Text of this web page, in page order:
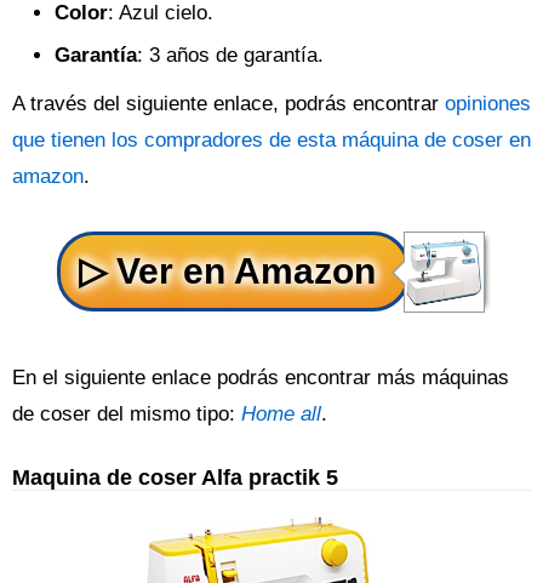
Color: Azul cielo.
Garantía: 3 años de garantía.
A través del siguiente enlace, podrás encontrar opiniones
que tienen los compradores de esta máquina de coser en
amazon.
En el siguiente enlace podrás encontrar más máquinas
de coser del mismo tipo: Home all.
Maquina de coser Alfa practik 5